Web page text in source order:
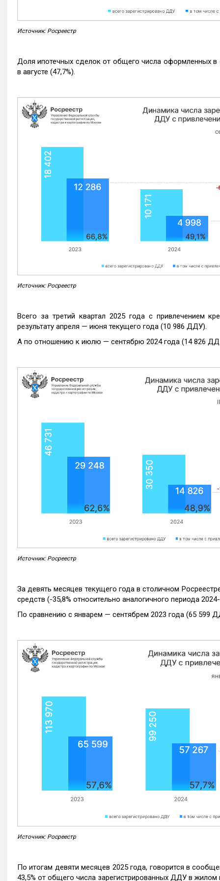
Источник: Росреестр
Доля ипотечных сделок от общего числа оформленных в
в августе (47,7%).
Источник: Росреестр
Всего за третий квартал 2025 года с привлечением
результату апреля — июня текущего года (10 986 ДДУ).
А по отношению к июлю — сентябрю 2024 года (14 826
Источник: Росреестр
За девять месяцев текущего года в столичном
средств (-35,8% относительно аналогичного периода
По сравнению с январем — сентябрем 2023 года (65 599
Источник: Росреестр
По итогам девяти месяцев 2025 года, говорится в
43,5% от общего числа зарегистрированных ДДУ в